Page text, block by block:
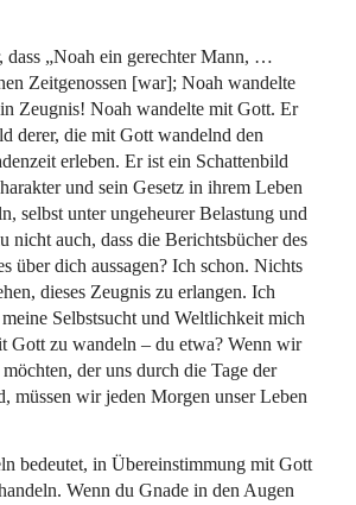
dass „Noah ein gerechter Mann, …
Zeitgenossen [war]; Noah wandelte
Zeugnis! Noah wandelte mit Gott. Er
derer, die mit Gott wandelnd den
erleben. Er ist ein Schattenbild
und sein Gesetz in ihrem Leben
selbst unter ungeheurer Belastung und
nicht auch, dass die Berichtsbücher des
über dich aussagen? Ich schon. Nichts
dieses Zeugnis zu erlangen. Ich
Selbstsucht und Weltlichkeit mich
Gott zu wandeln – du etwa? Wenn wir
der uns durch die Tage der
müssen wir jeden Morgen unser Leben
bedeutet, in Übereinstimmung mit Gott
Wenn du Gnade in den Augen